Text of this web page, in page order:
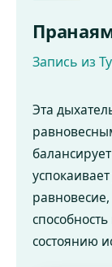
Запись из
Эта
состоянию